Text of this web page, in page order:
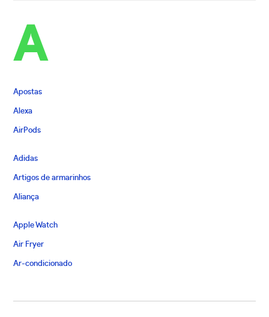
A
Apostas
Alexa
AirPods
Adidas
Artigos de armarinhos
Aliança
Apple Watch
Air Fryer
Ar-condicionado